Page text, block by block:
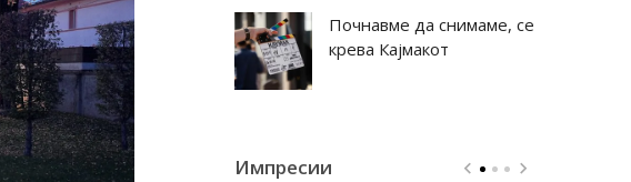
Почнавме да снимаме, се
крева Кајмакот
Импресии